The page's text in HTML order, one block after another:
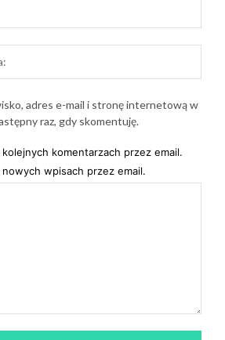
adres e-mail i stronę internetową w
raz, gdy skomentuję.
komentarzach przez email.
wpisach przez email.